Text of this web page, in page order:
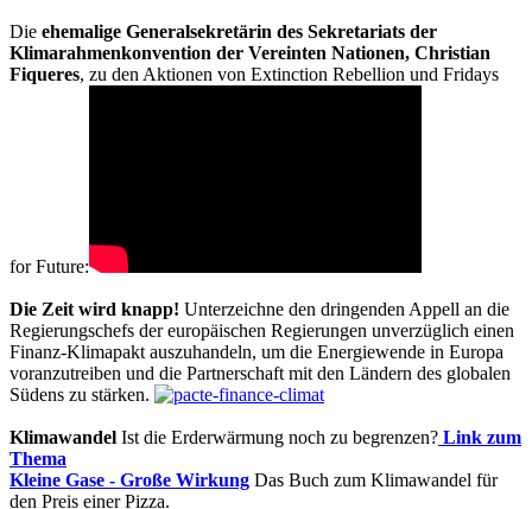
Die ehemalige Generalsekretärin des Sekretariats der
Klimarahmenkonvention der Vereinten Nationen, Christian
Fiqueres, zu den Aktionen von Extinction Rebellion und Fridays
for Future:
Die Zeit wird knapp! Unterzeichne den dringenden Appell an die
Regierungschefs der europäischen Regierungen unverzüglich einen
Finanz-Klimapakt auszuhandeln, um die Energiewende in Europa
voranzutreiben und die Partnerschaft mit den Ländern des globalen
Südens zu stärken.
Klimawandel Ist die Erderwärmung noch zu begrenzen? Link zum
Thema
Kleine Gase - Große Wirkung Das Buch zum Klimawandel für
den Preis einer Pizza.